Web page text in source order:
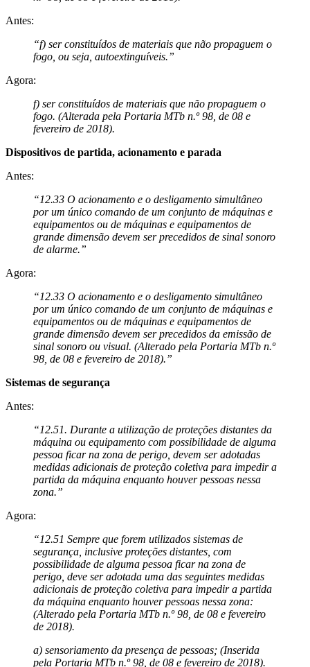
Antes:
“f) ser constituídos de materiais que não propaguem o
fogo, ou seja, autoextinguíveis.”
Agora:
f) ser constituídos de materiais que não propaguem o
fogo. (Alterada pela Portaria MTb n.º 98, de 08 e
fevereiro de 2018).
Dispositivos de partida, acionamento e parada
Antes:
“12.33 O acionamento e o desligamento simultâneo
por um único comando de um conjunto de máquinas e
equipamentos ou de máquinas e equipamentos de
grande dimensão devem ser precedidos de sinal sonoro
de alarme.”
Agora:
“12.33 O acionamento e o desligamento simultâneo
por um único comando de um conjunto de máquinas e
equipamentos ou de máquinas e equipamentos de
grande dimensão devem ser precedidos da emissão de
sinal sonoro ou visual. (Alterado pela Portaria MTb n.º
98, de 08 e fevereiro de 2018).”
Sistemas de segurança
Antes:
“12.51. Durante a utilização de proteções distantes da
máquina ou equipamento com possibilidade de alguma
pessoa ficar na zona de perigo, devem ser adotadas
medidas adicionais de proteção coletiva para impedir a
partida da máquina enquanto houver pessoas nessa
zona.”
Agora:
“12.51 Sempre que forem utilizados sistemas de
segurança, inclusive proteções distantes, com
possibilidade de alguma pessoa ficar na zona de
perigo, deve ser adotada uma das seguintes medidas
adicionais de proteção coletiva para impedir a partida
da máquina enquanto houver pessoas nessa zona:
(Alterado pela Portaria MTb n.º 98, de 08 e fevereiro
de 2018).
a) sensoriamento da presença de pessoas; (Inserida
pela Portaria MTb n.º 98, de 08 e fevereiro de 2018).